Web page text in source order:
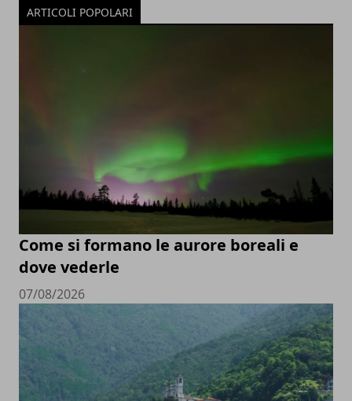
ARTICOLI POPOLARI
Come si formano le aurore boreali e
dove vederle
07/08/2026